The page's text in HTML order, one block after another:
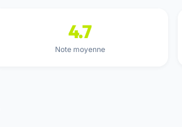
4.7
Note moyenne